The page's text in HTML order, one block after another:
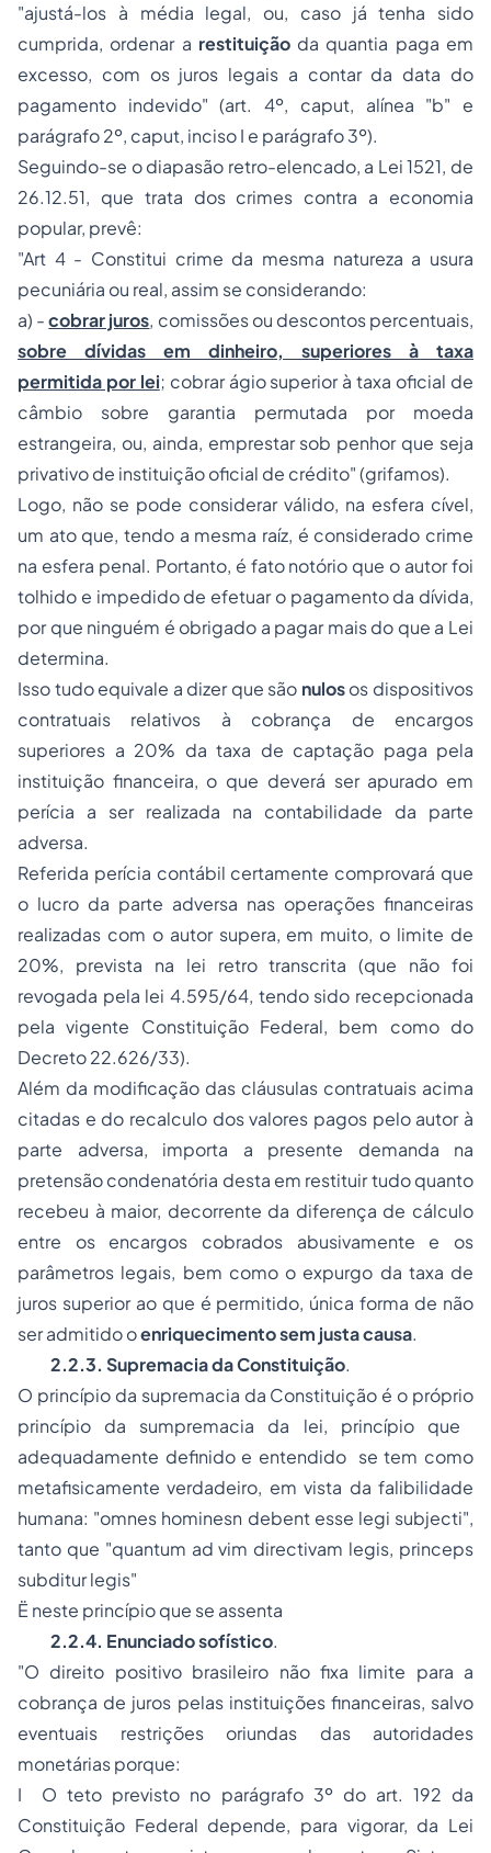
"ajustá-los à média legal, ou, caso já tenha sido
cumprida, ordenar a restituiçãoda quantia paga em
excesso, com os juros legais a contar da data do
pagamento indevido" (art. 4º, caput, alínea "b" e
parágrafo 2º, caput, inciso I e parágrafo 3º).
Seguindo-se o diapasão retro-elencado, a Lei 1521, de
26.12.51, que trata dos crimes contra a economia
popular, prevê:
"Art 4 - Constitui crime da mesma natureza a usura
pecuniária ou real, assim se considerando:
a) -cobrar juros, comissões ou descontos percentuais,
sobre dívidas em dinheiro, superiores à taxa
permitida por lei; cobrar ágio superior à taxa oficial de
câmbio sobre garantia permutada por moeda
estrangeira, ou, ainda, emprestar sob penhorque seja
privativo de instituição oficial de crédito" (grifamos).
Logo, não se pode considerar válido, na esfera cível,
um ato que, tendo a mesma raíz, é considerado crime
na esfera penal. Portanto, é fato notório que o autor foi
tolhido e impedido de efetuar o pagamento da dívida,
por que ninguém é obrigado a pagar mais do que a Lei
determina.
Isso tudo equivale a dizer que são nulosos dispositivos
contratuais relativos à cobrança de encargos
superiores a 20% da taxa de captação paga pela
instituição financeira, o que deverá ser apurado em
perícia a ser realizada na contabilidade da parte
adversa.
Referida perícia contábil certamente comprovará que
o lucro da parte adversa nas operações financeiras
realizadas com o autor supera, em muito, o limite de
20%, prevista na lei retro transcrita (que não foi
revogada pela lei 4.595/64, tendo sido recepcionada
pela vigente Constituição Federal, bem como do
Decreto 22.626/33).
Além da modificação das cláusulas contratuais acima
citadas e do recalculo dos valores pagos pelo autor à
parte adversa, importa a presente demanda na
pretensão condenatória desta em restituir tudo quanto
recebeu à maior, decorrente da diferença de cálculo
entre os encargos cobrados abusivamente e os
parâmetros legais, bem como o expurgo da taxa de
juros superior ao que é permitido, única forma de não
ser admitido oenriquecimento sem justa causa.
2.2.3. Supremacia da Constituição.
O princípio da supremacia da Constituição é o próprio
princípio da sumpremacia da lei, princípio que 
adequadamente definido e entendido  se tem como
metafisicamente verdadeiro, em vista da falibilidade
humana: "omnes hominesn debent esse legi subjecti",
tanto que "quantum ad vim directivam legis, princeps
subditur legis"
Ë neste princípio que se assenta
2.2.4. Enunciado sofístico.
"O direito positivo brasileiro não fixa limite para a
cobrança de juros pelas instituições financeiras, salvo
eventuais restrições oriundas das autoridades
monetárias porque:
I  O teto previsto no parágrafo 3º do art. 192 da
Constituição Federal depende, para vigorar, da Lei